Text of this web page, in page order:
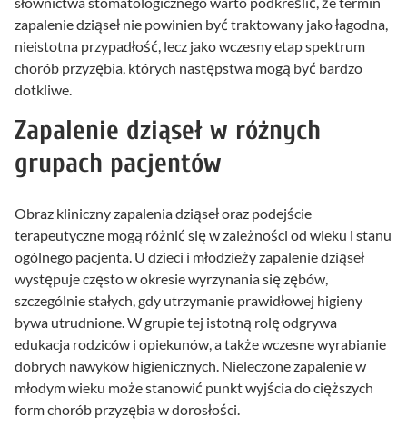
zapalenie dziąseł nie powinien być traktowany jako łagodna,
nieistotna przypadłość, lecz jako wczesny etap spektrum
chorób przyzębia, których następstwa mogą być bardzo
dotkliwe.
Zapalenie dziąseł w różnych
grupach pacjentów
Obraz kliniczny zapalenia dziąseł oraz podejście
terapeutyczne mogą różnić się w zależności od wieku i stanu
ogólnego pacjenta. U dzieci i młodzieży zapalenie dziąseł
występuje często w okresie wyrzynania się zębów,
szczególnie stałych, gdy utrzymanie prawidłowej higieny
bywa utrudnione. W grupie tej istotną rolę odgrywa
edukacja rodziców i opiekunów, a także wczesne wyrabianie
dobrych nawyków higienicznych. Nieleczone zapalenie w
młodym wieku może stanowić punkt wyjścia do cięższych
form chorób przyzębia w dorosłości.